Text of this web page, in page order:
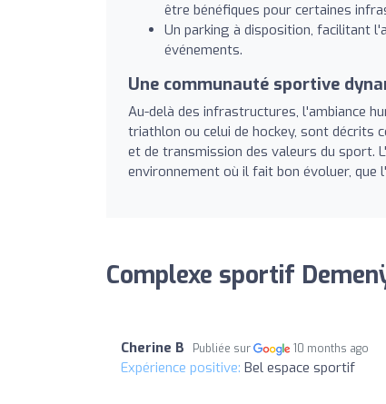
être bénéfiques pour certaines
Un parking à disposition, facilitant
événements.
Une communauté sportive
Au-delà des infrastructures, l'ambiance
triathlon ou celui de hockey, sont décrits
et de transmission des valeurs du sport.
environnement où il fait bon évoluer, que
Complexe sportif
Cherine B Publiée sur 10 months ago
Expérience positive: Bel espace sportif